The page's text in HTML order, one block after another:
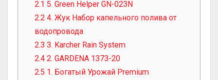
2.1 5. Green Helper GN-023N
2.2 4. Жук Набор капельного полива от
водопровода
2.3 3. Karcher Rain System
2.4 2. GARDENA 1373-20
2.5 1. Богатый Урожай Premium